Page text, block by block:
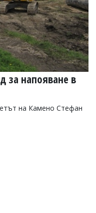
за напояване в
на Камено Стефан